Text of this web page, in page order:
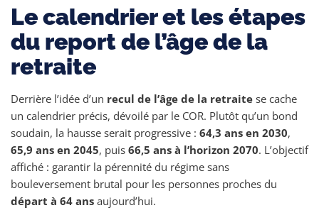
Le calendrier et les étapes
du report de l’âge de la
retraite
Derrière l’idée d’un recul de l’âge de la retraite se cache
un calendrier précis, dévoilé par le COR. Plutôt qu’un bond
soudain, la hausse serait progressive : 64,3 ans en 2030,
65,9 ans en 2045, puis 66,5 ans à l’horizon 2070. L’objectif
affiché : garantir la pérennité du régime sans
bouleversement brutal pour les personnes proches du
départ à 64 ans aujourd’hui.